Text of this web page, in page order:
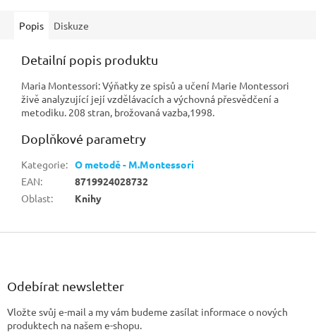
Popis Diskuze
Detailní popis produktu
Maria Montessori: Výňatky ze spisů a učení Marie Montessori
živě analyzující její vzdělávacích a výchovná přesvědčení a
metodiku. 208 stran, brožovaná vazba,1998.
Doplňkové parametry
Kategorie: O metodě - M.Montessori
EAN:
8719924028732
Oblast: Knihy
Z
Odebírat newsletter
Vložte svůj e-mail a my vám budeme zasílat informace o nových
produktech na našem e-shopu.